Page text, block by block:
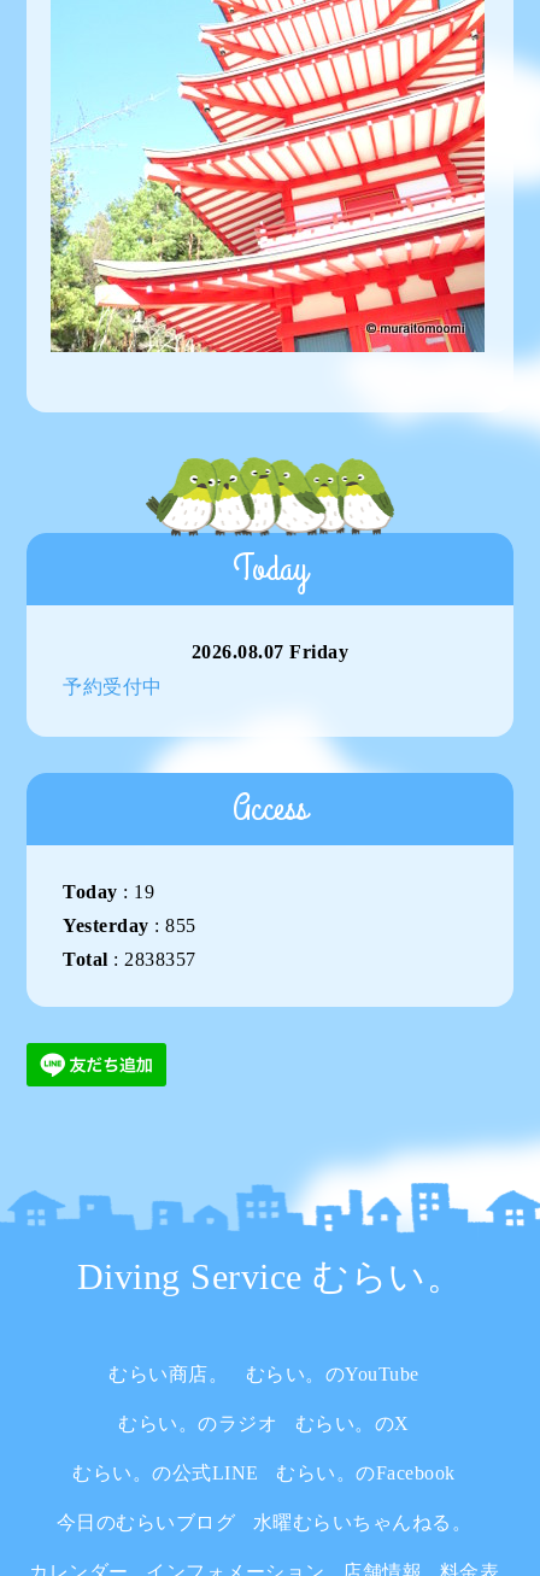
Today
2026.08.07 Friday
予約受付中
Access
Today : 19
Yesterday :855
Total : 2838357
Diving Service むらい。
むらい商店。 むらい。のYouTube
むらい。のラジオ むらい。のX
むらい。の公式LINE むらい。のFacebook
今日のむらいブログ 水曜むらいちゃんねる。
カレンダー インフォメーション 店舗情報 料金表